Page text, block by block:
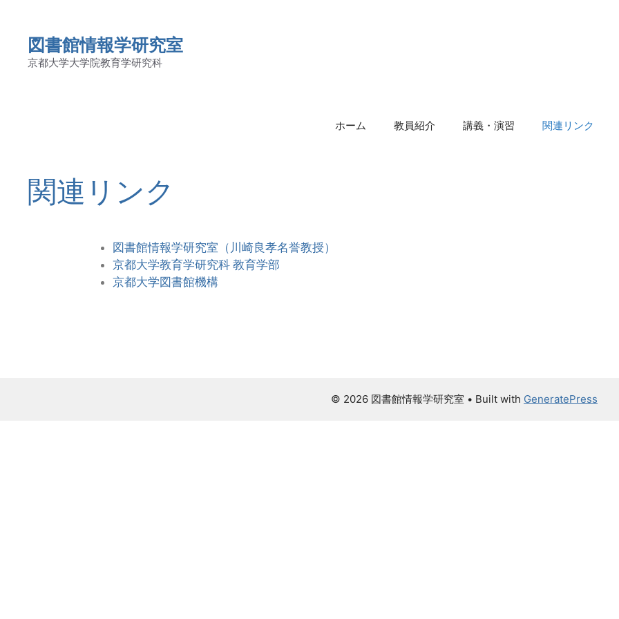
図書館情報学研究室
京都大学大学院教育学研究科
ホーム 教員紹介 講義・演習 関連リンク
関連リンク
図書館情報学研究室（川崎良孝名誉教授）
京都大学教育学研究科 教育学部
京都大学図書館機構
© 2026 図書館情報学研究室 • Built with GeneratePress